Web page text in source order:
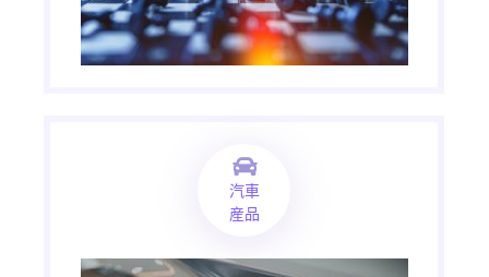
汽車
産品